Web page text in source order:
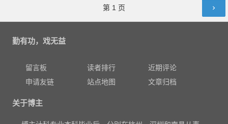
第 1 页
勤有功，戏无益
留言板 读者排行
近期评论
申请友链
站点地图 文章归档
关于博主